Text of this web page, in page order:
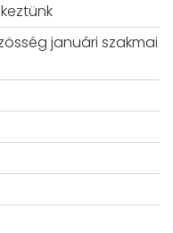
januári szakmai